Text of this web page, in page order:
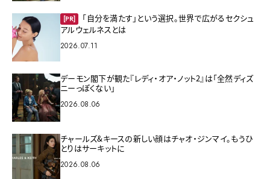
[PR]
「自分を満たす」という選択。世界で広がるセクシュ
アルウェルネスとは
2026.07.11
デーモン閣下が観た『レディ・オア・ノット2』は「全然ディズ
ニーっぽくない」
2026.08.06
チャールズ&キースの新しい顔はチャオ・ジンマイ。もうひ
とりはサーキットに
2026.08.06